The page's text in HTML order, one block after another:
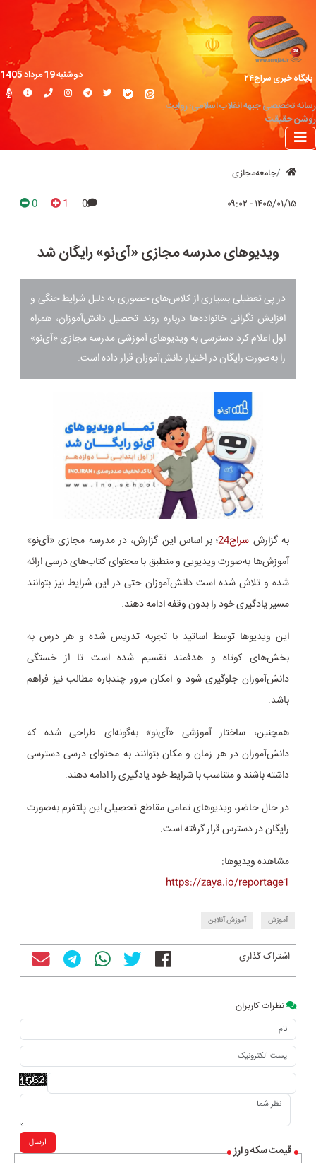
پایگاه خبری سراج۲۴
رسانه تخصصی جبهه انقلاب اسلامی؛ روایت
روشن حقیقت
دوشنبه 19 مرداد 1405
قیمت سکه و ارز
جامعه‌مجازی
۱۴۰۵/۰۱/۱۵ - ۰۹:۰۲ 0
1
0
ویدیوهای مدرسه مجازی «آی‌نو» رایگان شد
در پی تعطیلی بسیاری از کلاس‌های حضوری به دلیل شرایط جنگی و
افزایش نگرانی خانواده‌ها درباره روند تحصیل دانش‌آموزان، همراه
اول اعلام کرد دسترسی به ویدیوهای آموزشی مدرسه مجازی «آی‌نو»
را به‌صورت رایگان در اختیار دانش‌آموزان قرار داده است.
به گزارش سراج24
؛ بر اساس این گزارش، در مدرسه مجازی «آی‌نو»
آموزش‌ها به‌صورت ویدیویی و منطبق با محتوای کتاب‌های درسی ارائه
شده و تلاش شده است دانش‌آموزان حتی در این شرایط نیز بتوانند
مسیر یادگیری خود را بدون وقفه ادامه دهند.
این ویدیوها توسط اساتید با تجربه تدریس شده و هر درس به
بخش‌های کوتاه و هدفمند تقسیم شده است تا از خستگی
دانش‌آموزان جلوگیری شود و امکان مرور چندباره مطالب نیز فراهم
باشد.
همچنین، ساختار آموزشی «آی‌نو» به‌گونه‌ای طراحی شده که
دانش‌آموزان در هر زمان و مکان بتوانند به محتوای درسی دسترسی
داشته باشند و متناسب با شرایط خود یادگیری را ادامه دهند.
در حال حاضر، ویدیوهای تمامی مقاطع تحصیلی این پلتفرم به‌صورت
رایگان در دسترس قرار گرفته است.
مشاهده ویدیوها:
https://zaya.io/reportage1
آموزش آموزش آنلاین
اشتراک گذاری
نظرات کاربران
ارسال